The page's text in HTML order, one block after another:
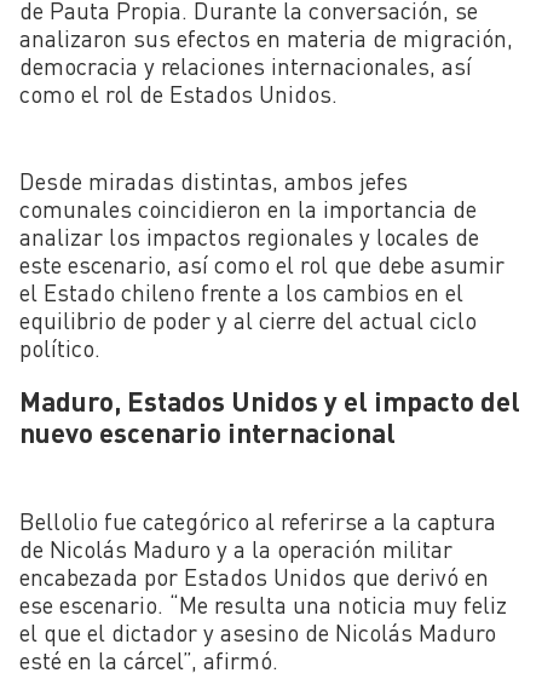
de Pauta Propia. Durante la conversación, se
analizaron sus efectos en materia de migración,
democracia y relaciones internacionales, así
como el rol de Estados Unidos.
Desde miradas distintas, ambos jefes
comunales coincidieron en la importancia de
analizar los impactos regionales y locales de
este escenario, así como el rol que debe asumir
el Estado chileno frente a los cambios en el
equilibrio de poder y al cierre del actual ciclo
político.
Maduro, Estados Unidos y el impacto del
nuevo escenario internacional
Bellolio fue categórico al referirse a la captura
de Nicolás Maduro y a la operación militar
encabezada por Estados Unidos que derivó en
ese escenario. “Me resulta una noticia muy feliz
el que el dictador y asesino de Nicolás Maduro
esté en la cárcel”, afirmó.